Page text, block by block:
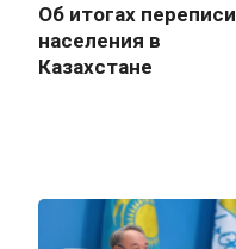
Об итогах переписи
населения в
Казахстане